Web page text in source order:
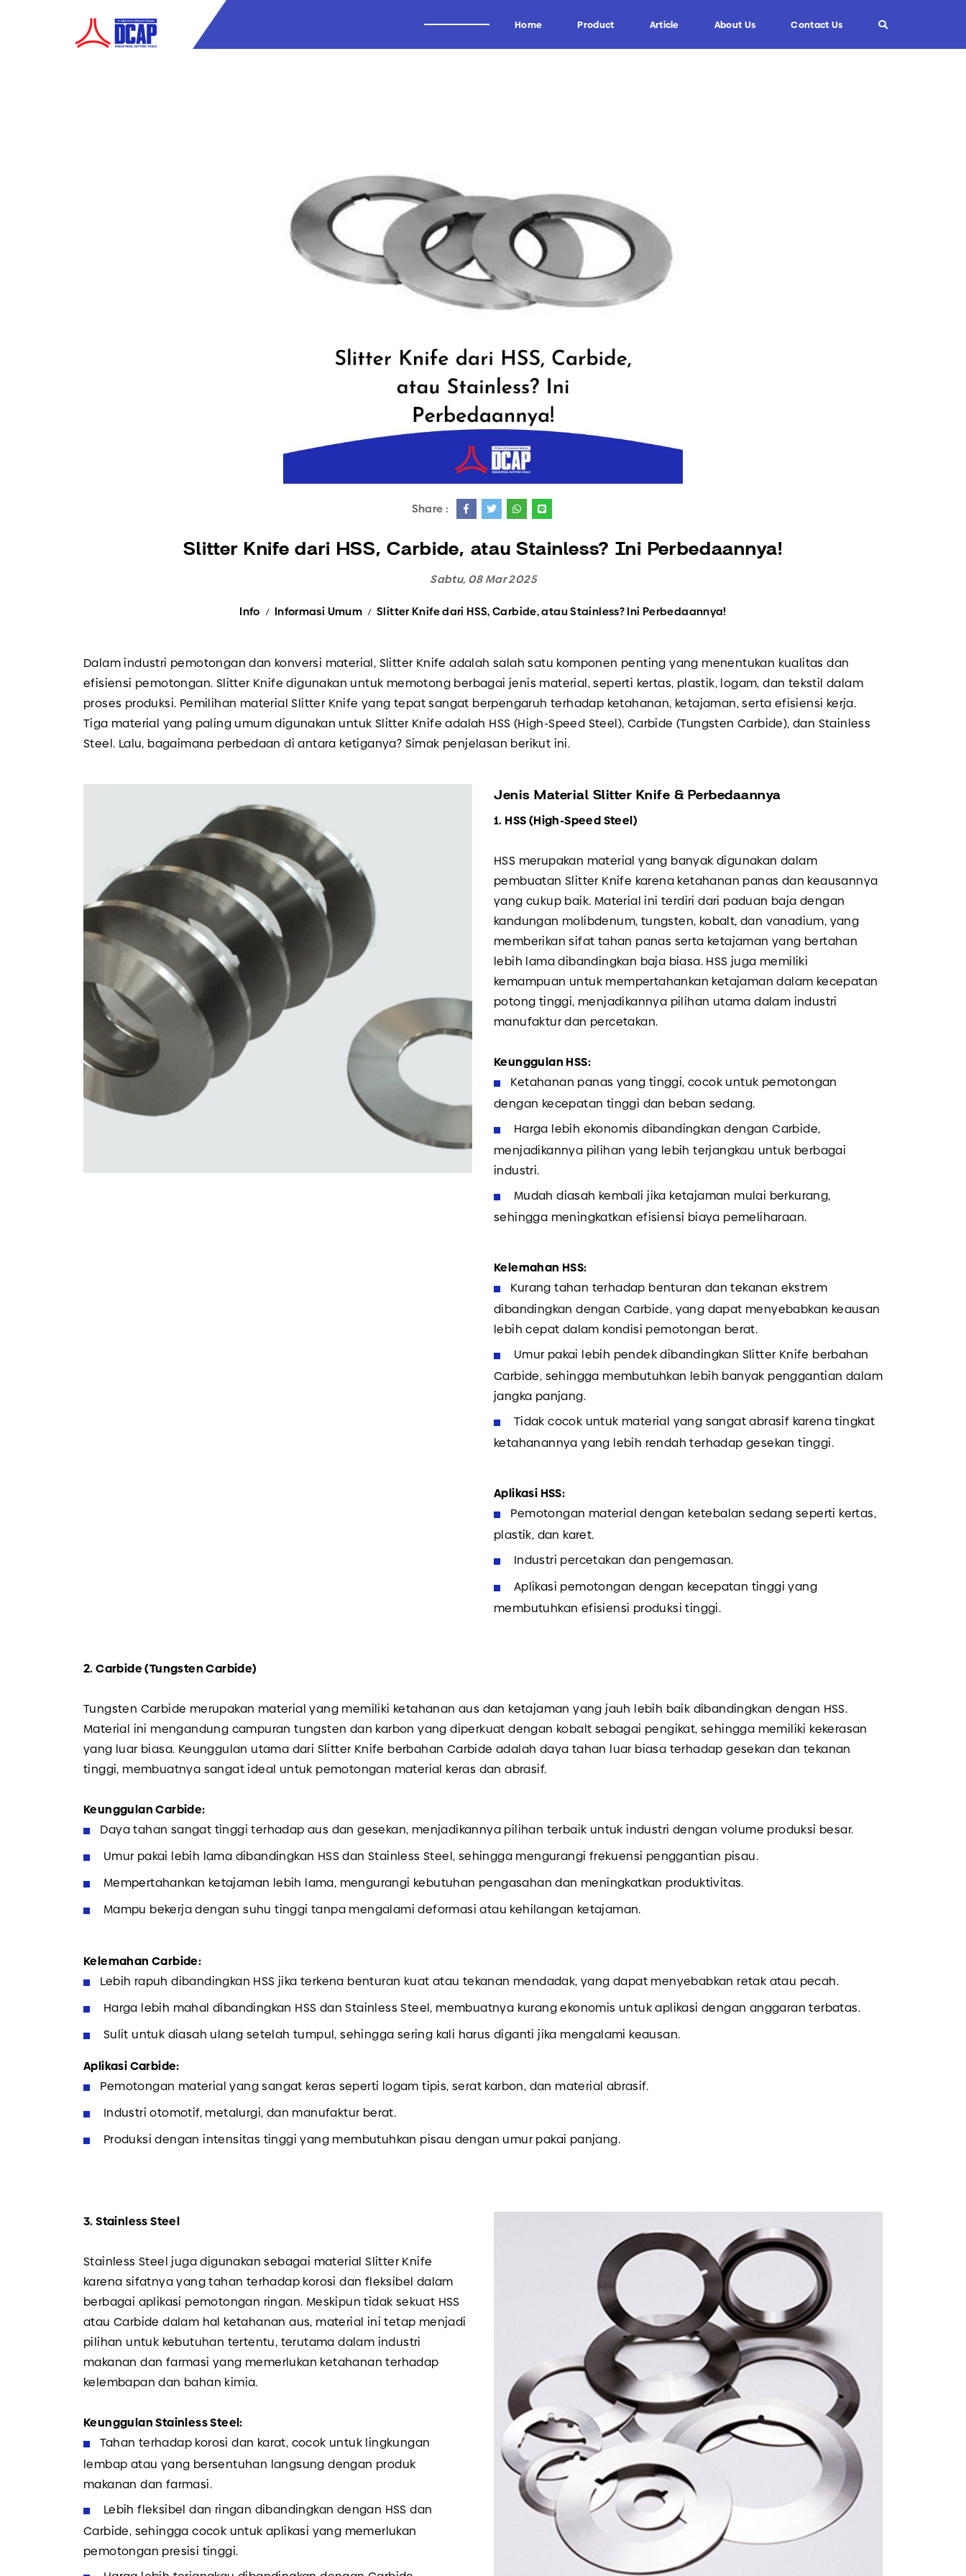
Home Product
Industri Kertas
Industri Logam
Industri Aluminium
Industri Tembakau
Industri Plastik
Industri Pipa HDPE & PVC
Oscar
Forrezienne
Zieger
Kadur
Midaci
Kadur TCT & HSS
Semua Produk
Article About Us Contact Us
Share :
Slitter Knife dari HSS, Carbide, atau Stainless? Ini Perbedaannya!
Sabtu, 08 Mar 2025
Info Informasi Umum Slitter Knife dari HSS, Carbide, atau Stainless? Ini Perbedaannya!
Dalam industri pemotongan dan konversi material, Slitter Knife adalah salah satu komponen penting yang menentukan kualitas dan
efisiensi pemotongan. Slitter Knife digunakan untuk memotong berbagai jenis material, seperti kertas, plastik, logam, dan tekstil dalam
proses produksi. Pemilihan material Slitter Knife yang tepat sangat berpengaruh terhadap ketahanan, ketajaman, serta efisiensi kerja.
Tiga material yang paling umum digunakan untuk Slitter Knife adalah HSS (High-Speed Steel), Carbide (Tungsten Carbide), dan Stainless
Steel. Lalu, bagaimana perbedaan di antara ketiganya? Simak penjelasan berikut ini.
Jenis Material Slitter Knife & Perbedaannya
1. HSS (High-Speed Steel)
HSS merupakan material yang banyak digunakan dalam
pembuatan Slitter Knife karena ketahanan panas dan keausannya
yang cukup baik. Material ini terdiri dari paduan baja dengan
kandungan molibdenum, tungsten, kobalt, dan vanadium, yang
memberikan sifat tahan panas serta ketajaman yang bertahan
lebih lama dibandingkan baja biasa. HSS juga memiliki
kemampuan untuk mempertahankan ketajaman dalam kecepatan
potong tinggi, menjadikannya pilihan utama dalam industri
manufaktur dan percetakan.
Keunggulan HSS:
Ketahanan panas yang tinggi, cocok untuk pemotongan
dengan kecepatan tinggi dan beban sedang.
Harga lebih ekonomis dibandingkan dengan Carbide,
menjadikannya pilihan yang lebih terjangkau untuk berbagai
industri.
Mudah diasah kembali jika ketajaman mulai berkurang,
sehingga meningkatkan efisiensi biaya pemeliharaan.
Kelemahan HSS:
Kurang tahan terhadap benturan dan tekanan ekstrem
dibandingkan dengan Carbide, yang dapat menyebabkan keausan
lebih cepat dalam kondisi pemotongan berat.
Umur pakai lebih pendek dibandingkan Slitter Knife berbahan
Carbide, sehingga membutuhkan lebih banyak penggantian dalam
jangka panjang.
Tidak cocok untuk material yang sangat abrasif karena tingkat
ketahanannya yang lebih rendah terhadap gesekan tinggi.
Aplikasi HSS:
Pemotongan material dengan ketebalan sedang seperti kertas,
plastik, dan karet.
Industri percetakan dan pengemasan.
Aplikasi pemotongan dengan kecepatan tinggi yang
membutuhkan efisiensi produksi tinggi.
2. Carbide (Tungsten Carbide)
Tungsten Carbide merupakan material yang memiliki ketahanan aus dan ketajaman yang jauh lebih baik dibandingkan dengan HSS.
Material ini mengandung campuran tungsten dan karbon yang diperkuat dengan kobalt sebagai pengikat, sehingga memiliki kekerasan
yang luar biasa. Keunggulan utama dari Slitter Knife berbahan Carbide adalah daya tahan luar biasa terhadap gesekan dan tekanan
tinggi, membuatnya sangat ideal untuk pemotongan material keras dan abrasif.
Keunggulan Carbide:
Daya tahan sangat tinggi terhadap aus dan gesekan, menjadikannya pilihan terbaik untuk industri dengan volume produksi besar.
Umur pakai lebih lama dibandingkan HSS dan Stainless Steel, sehingga mengurangi frekuensi penggantian pisau.
Mempertahankan ketajaman lebih lama, mengurangi kebutuhan pengasahan dan meningkatkan produktivitas.
Mampu bekerja dengan suhu tinggi tanpa mengalami deformasi atau kehilangan ketajaman.
Kelemahan Carbide:
Lebih rapuh dibandingkan HSS jika terkena benturan kuat atau tekanan mendadak, yang dapat menyebabkan retak atau pecah.
Harga lebih mahal dibandingkan HSS dan Stainless Steel, membuatnya kurang ekonomis untuk aplikasi dengan anggaran terbatas.
Sulit untuk diasah ulang setelah tumpul, sehingga sering kali harus diganti jika mengalami keausan.
Aplikasi Carbide:
Pemotongan material yang sangat keras seperti logam tipis, serat karbon, dan material abrasif.
Industri otomotif, metalurgi, dan manufaktur berat.
Produksi dengan intensitas tinggi yang membutuhkan pisau dengan umur pakai panjang.
3. Stainless Steel
Stainless Steel juga digunakan sebagai material Slitter Knife
karena sifatnya yang tahan terhadap korosi dan fleksibel dalam
berbagai aplikasi pemotongan ringan. Meskipun tidak sekuat HSS
atau Carbide dalam hal ketahanan aus, material ini tetap menjadi
pilihan untuk kebutuhan tertentu, terutama dalam industri
makanan dan farmasi yang memerlukan ketahanan terhadap
kelembapan dan bahan kimia.
Keunggulan Stainless Steel:
Tahan terhadap korosi dan karat, cocok untuk lingkungan
lembap atau yang bersentuhan langsung dengan produk
makanan dan farmasi.
Lebih fleksibel dan ringan dibandingkan dengan HSS dan
Carbide, sehingga cocok untuk aplikasi yang memerlukan
pemotongan presisi tinggi.